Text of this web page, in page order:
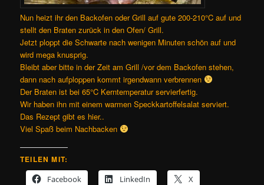
Nun heizt ihr den Backofen oder Grill auf gute 200-210°C auf und
stellt den Braten zurück in den Ofen/ Grill.
Jetzt ploppt die Schwarte nach wenigen Minuten schön auf und
wird mega knusprig.
Bleibt aber bitte in der Zeit am Grill /vor dem Backofen stehen,
dann nach aufploppen kommt irgendwann verbrennen
Der Braten ist bei 65°C Kerntemperatur servierfertig.
Wir haben ihn mit einem warmen Speckkartoffelsalat serviert.
Das Rezept gibt es hier..
Viel Spaß beim Nachbacken
TEILEN MIT:
Facebook
LinkedIn X